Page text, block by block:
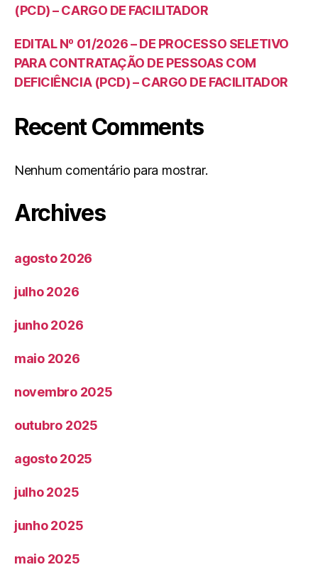
(PCD) – CARGO DE FACILITADOR
EDITAL Nº 01/2026 – DE PROCESSO SELETIVO
PARA CONTRATAÇÃO DE PESSOAS COM
DEFICIÊNCIA (PCD) – CARGO DE FACILITADOR
Recent Comments
Nenhum comentário para mostrar.
Archives
agosto 2026
julho 2026
junho 2026
maio 2026
novembro 2025
outubro 2025
agosto 2025
julho 2025
junho 2025
maio 2025